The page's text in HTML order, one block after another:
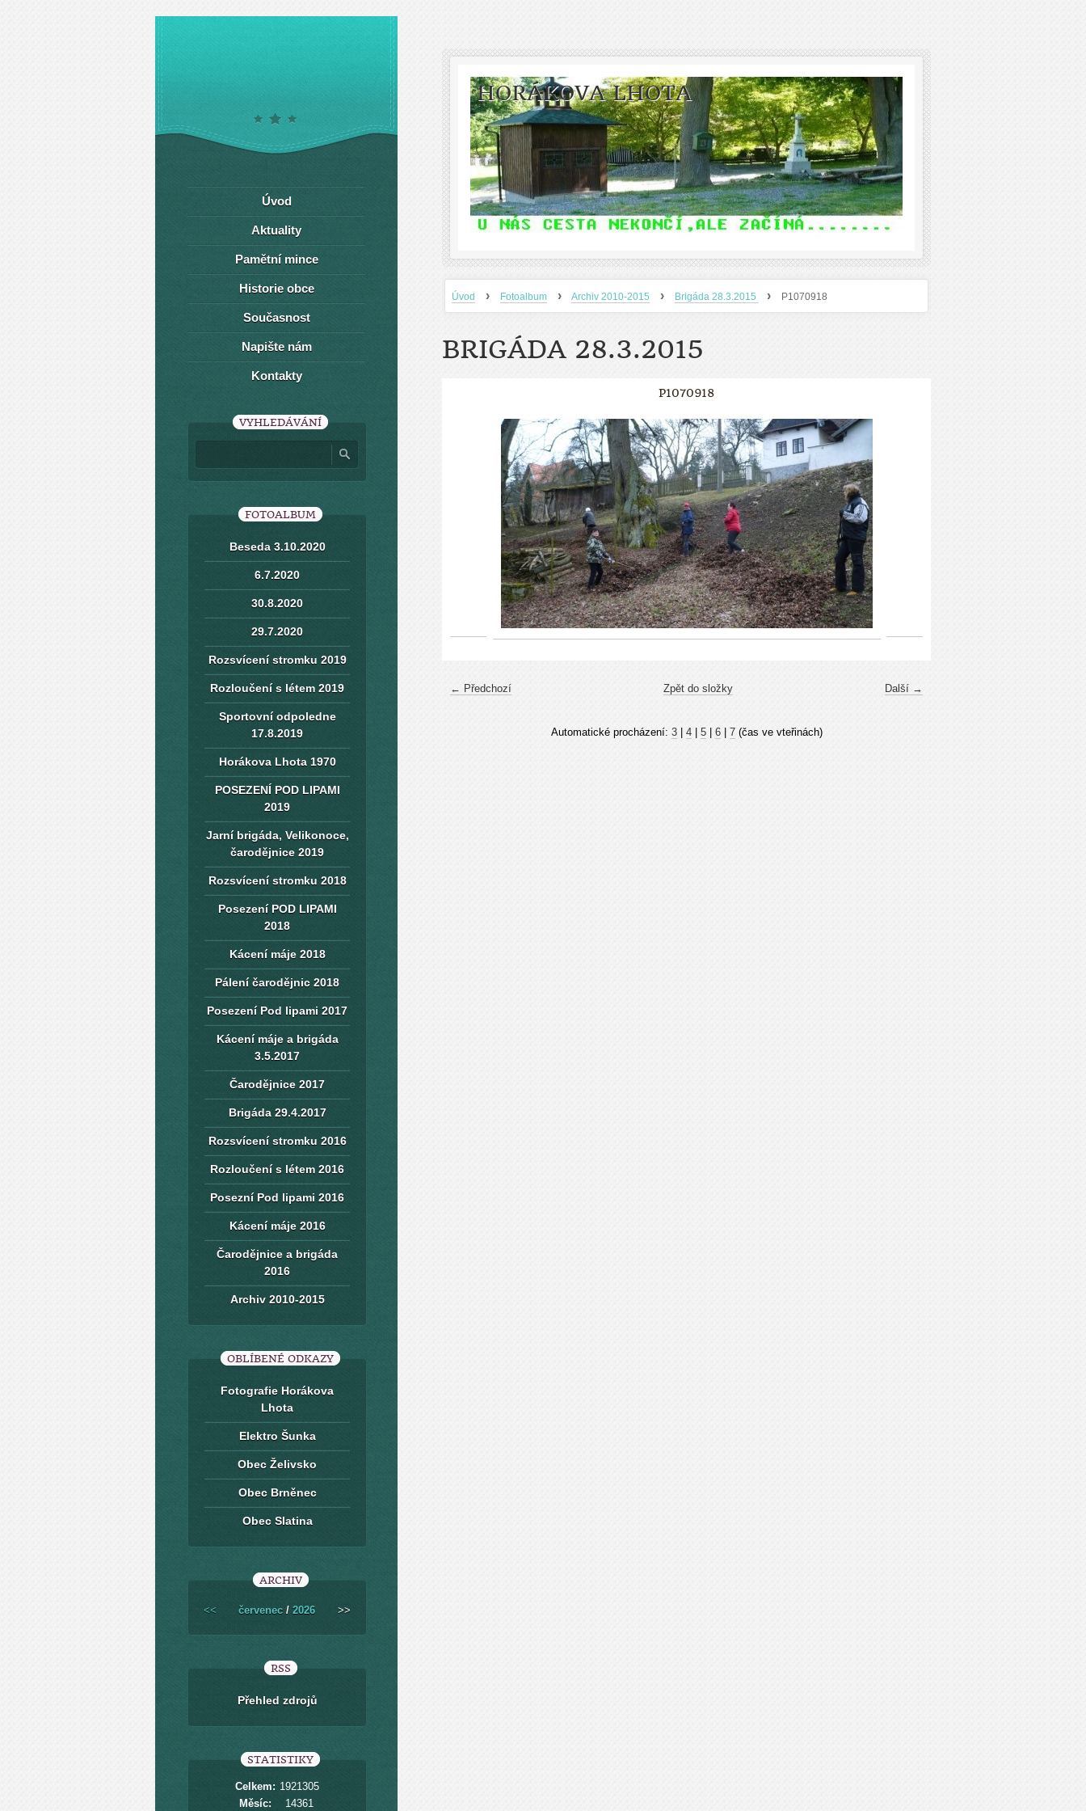
HORÁKOVA LHOTA
Úvod › Fotoalbum › Archiv 2010-2015 › Brigáda 28.3.2015 › P1070918
BRIGÁDA 28.3.2015
P1070918
← Předchozí Další →
Zpět do složky
Automatické procházení: 3| 4| 5| 6| 7(čas ve vteřinách)
Úvod
Aktuality
Pamětní mince
Historie obce
Současnost
Napište nám
Kontakty
VYHLEDÁVÁNÍ
FOTOALBUM
Beseda 3.10.2020
6.7.2020
30.8.2020
29.7.2020
Rozsvícení stromku 2019
Rozloučení s létem 2019
Sportovní odpoledne
17.8.2019
Horákova Lhota 1970
POSEZENÍ POD LIPAMI
2019
Jarní brigáda, Velikonoce,
čarodějnice 2019
Rozsvícení stromku 2018
Posezení POD LIPAMI
2018
Kácení máje 2018
Pálení čarodějnic 2018
Posezení Pod lipami 2017
Kácení máje a brigáda
3.5.2017
Čarodějnice 2017
Brigáda 29.4.2017
Rozsvícení stromku 2016
Rozloučení s létem 2016
Posezní Pod lipami 2016
Kácení máje 2016
Čarodějnice a brigáda
2016
Archiv 2010-2015
OBLÍBENÉ ODKAZY
Fotografie Horákova
Lhota
Elektro Šunka
Obec Želivsko
Obec Brněnec
Obec Slatina
ARCHIV
<< červenec / 2026 >>
RSS
Přehled zdrojů
STATISTIKY
Celkem: 1921305
Měsíc:
14361